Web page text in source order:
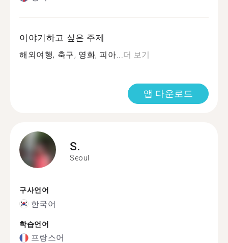
이야기하고 싶은 주제
해외여행, 축구, 영화, 피아...더 보기
앱 다운로드
S.
Seoul
구사언어
한국어
학습언어
프랑스어